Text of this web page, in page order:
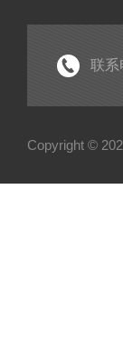
联系
Copyright ©